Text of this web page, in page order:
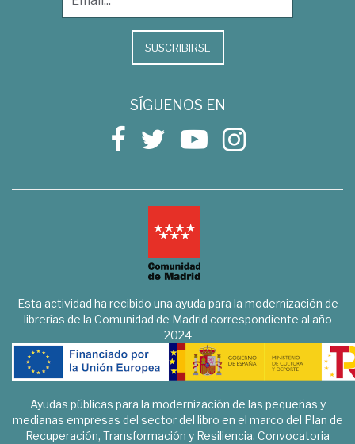
SUSCRIBIRSE
SÍGUENOS EN
Esta actividad ha recibido una ayuda para la modernización de
librerías de la Comunidad de Madrid correspondiente al año
2024
Ayudas públicas para la modernización de las pequeñas y
medianas empresas del sector del libro en el marco del Plan de
Recuperación, Transformación y Resiliencia. Convocatoria